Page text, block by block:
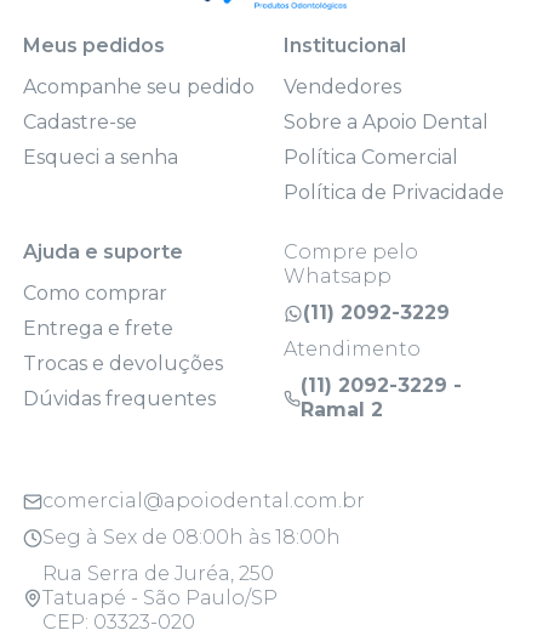
Meus pedidos
Acompanhe seu pedido
Cadastre-se
Esqueci a senha
Institucional
Vendedores
Sobre a Apoio Dental
Política Comercial
Política de Privacidade
Ajuda e suporte
Como comprar
Entrega e frete
Trocas e devoluções
Dúvidas frequentes
Compre pelo
Whatsapp
(11) 2092-3229
Atendimento
(11) 2092-3229 -
Ramal 2
comercial@apoiodental.com.br
Seg à Sex de 08:00h às 18:00h
Rua Serra de Juréa, 250
Tatuapé - São Paulo/SP
CEP: 03323-020